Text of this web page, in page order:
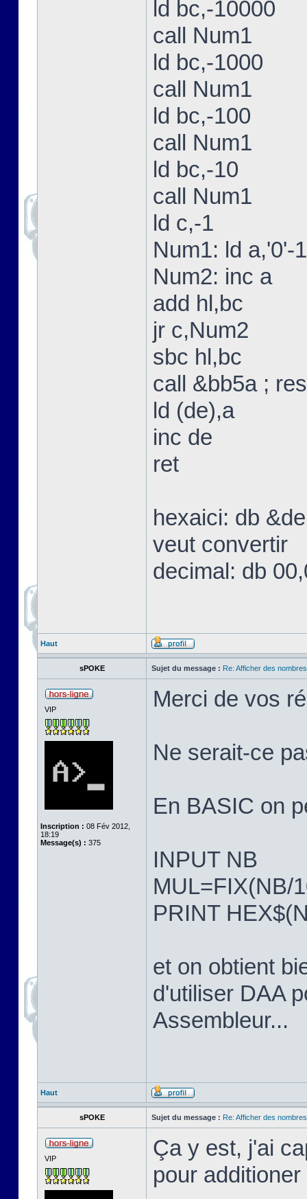
ld bc,-10000
call Num1
ld bc,-1000
call Num1
ld bc,-100
call Num1
ld bc,-10
call Num1
ld c,-1
Num1: ld a,'0'-1
Num2: inc a
add hl,bc
jr c,Num2
sbc hl,bc
call &bb5a ;
ld (de),a
inc de
ret
hexaici: db
veut convertir
decimal: db
Haut
sPOKE Sujet du message : Re: Afficher des
VIP
Inscription : 08 Fév 2012,
18:19
Message(s) : 375
Merci de vos
Ne serait-ce
En BASIC on
INPUT NB
MUL=FIX(NB/
PRINT
et on obtient
d'utiliser DAA
Assembleur...
Haut
sPOKE Sujet du message : Re: Afficher des
VIP
Ça y est, j'ai
pour